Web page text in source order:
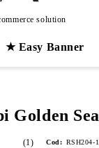
solution
★ Easy Banner
Golden Sea
(1) Cod: RSH204-1